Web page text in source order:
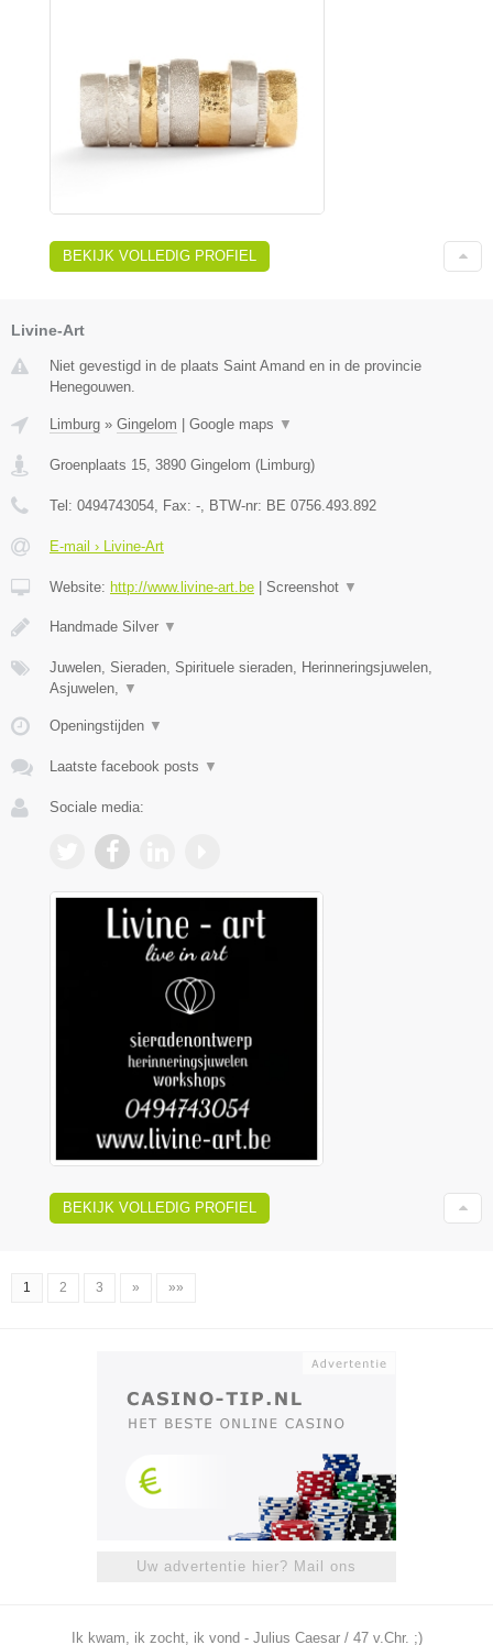
BEKIJK VOLLEDIG PROFIEL
Livine-Art
Niet gevestigd in de plaats Saint Amand en in de provincie
Henegouwen.
Limburg » Gingelom Google maps ▼
Groenplaats 15 3890 Gingelom ( Limburg)
Tel: 0494743054 , Fax: - , BTW-nr: BE 0756.493.892
E-mail › Livine-Art
Website: http://www.livine-art.be Screenshot ▼
Handmade Silver ▼
Juwelen, Sieraden, Spirituele sieraden, Herinneringsjuwelen,
Asjuwelen,
▼
Openingstijden ▼
Laatste facebook posts ▼
Sociale media:
BEKIJK VOLLEDIG PROFIEL
1 2 3 » »»
Uw advertentie hier? Mail ons
Ik kwam, ik zocht, ik vond - Julius Caesar / 47 v.Chr. ;)